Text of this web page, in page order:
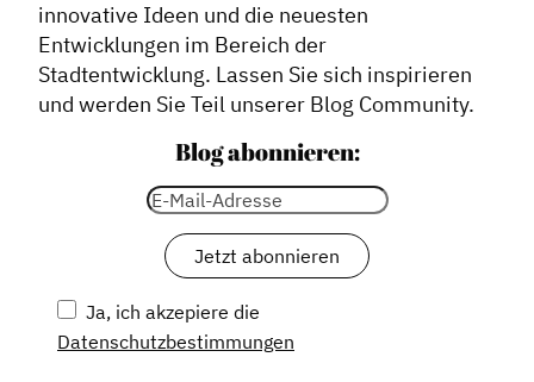
innovative Ideen und die neuesten
Entwicklungen im Bereich der
Stadtentwicklung. Lassen Sie sich inspirieren
und werden Sie Teil unserer Blog Community.
Blog abonnieren:
Ja, ich akzepiere die
Datenschutzbestimmungen